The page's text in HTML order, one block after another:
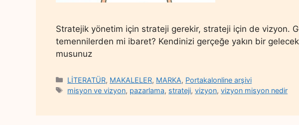
Stratejik yönetim için strateji gerekir, strateji için de vizyon.
temennilerden mi ibaret? Kendinizi gerçeğe yakın bir
musunuz
Categories
LİTERATÜR, MAKALELER, MARKA, Portakalonline arşivi
Tags
misyon ve vizyon, pazarlama, strateji,vizyon,vizyon misyon nedir